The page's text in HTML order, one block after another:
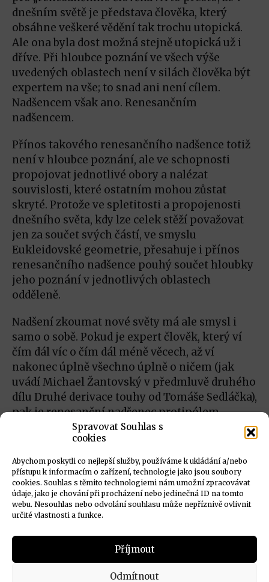
Spravovat Souhlas s
cookies
Abychom poskytli co nejlepší služby, používáme k ukládání a/nebo
přístupu k informacím o zařízení, technologie jako jsou soubory
cookies. Souhlas s těmito technologiemi nám umožní zpracovávat
údaje, jako je chování při procházení nebo jedinečná ID na tomto
webu. Nesouhlas nebo odvolání souhlasu může nepříznivě ovlivnit
určité vlastnosti a funkce.
Příjmout
Odmítnout
dnešním světě je představa člověka, který
obsáhne veškeré vědění tak trochu utopická.
Ale ona byla dost možná stejně utopická už i
dříve. Při hloubce poznání ve všech výše
uvedených oblastech není v silách člověka být
expertem na vše; to snad ani není cílem.
Nadšencem však ano. Renesančním
nadšencem.
Přínos takového renesančního nadšence totiž
není v hloubce poznání, ale ve schopnosti
propojovat jednotlivé obory a nalézat
souvislosti, které ostatním mohou zůstat
skryté. Protože ve spletitosti a propojenosti
dnešního světa, kdy lze celek stěží považovat
jen za součet svých částí, ve smyslu
Eukleidovské geometrie, přesahuje i přínos
renesančního nadšence pouhý součet hloubky
jeho poznání v jednotlivých oblastech
odděleně.
Nadšení zkoumat nové světy má ale smysl i
samo o sobě. Pokud je expert člověk, který ví
čím dál víc o čím dál méně věcech, až ví
nakonec úplně všechno úplně o ničem (jak
uvádí Michael Žantovský v předmluvě druhého
dílu Druhé derivace touhy od Tomáše Sedláčka),
pak je renesanční nadšenec protipólem
takového experta. A je to tak dobře. Pojďme
společně objevovat nové světy tady na
#zknihydohlavy.
Subscribe
Zásady ochrany osobních údajů